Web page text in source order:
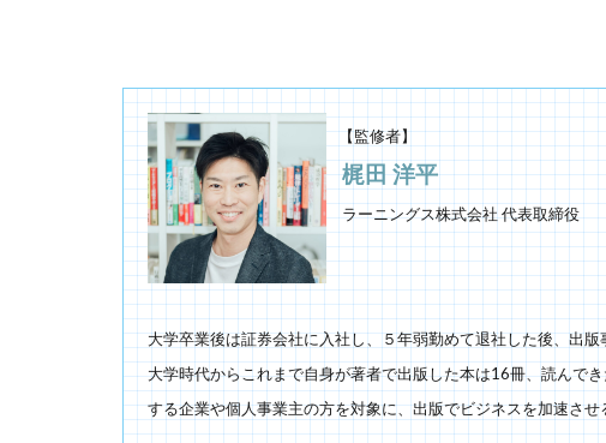
【監修者】
梶田 洋平
ラーニングス株式会社 代表取締役
大学卒業後は証券会社に入社し、５年弱勤めて退社した後、出
大学時代からこれまで自身が著者で出版した本は16冊、読んで
する企業や個人事業主の方を対象に、出版でビジネスを加速さ